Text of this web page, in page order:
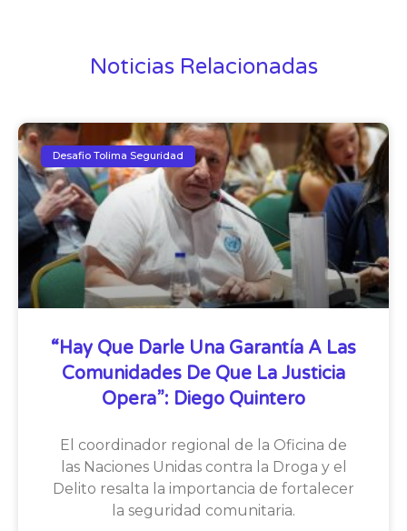
Noticias Relacionadas
Desafio Tolima Seguridad
“Hay Que Darle Una Garantía A Las
Comunidades De Que La Justicia
Opera”: Diego Quintero
El coordinador regional de la Oficina de
las Naciones Unidas contra la Droga y el
Delito resalta la importancia de fortalecer
la seguridad comunitaria.